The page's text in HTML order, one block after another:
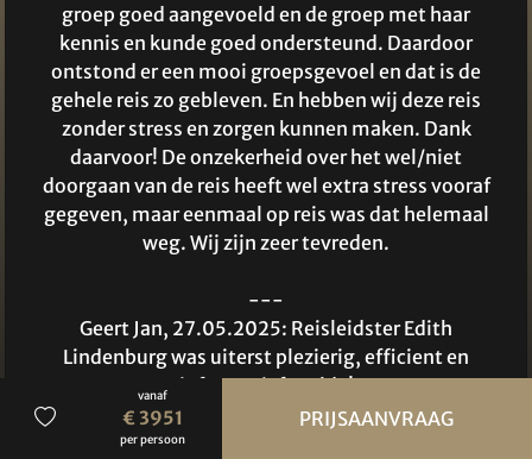
groep goed aangevoeld en de groep met haar
kennis en kunde goed ondersteund. Daardoor
ontstond er een mooi groepsgevoel en dat is de
gehele reis zo gebleven. En hebben wij deze reis
zonder stress en zorgen kunnen maken. Dank
daarvoor! De onzekerheid over het wel/niet
doorgaan van de reis heeft wel extra stress vooraf
gegeven, maar eenmaal op reis was dat helemaal
weg. Wij zijn zeer tevreden.
---
Geert Jan, 27.05.2025: Reisleidster Edith
Lindenburg was uiterst plezierig, efficient en
informatief. Hulde!
vanaf
€ 3951
per persoon
PRIJSAANVRAAG